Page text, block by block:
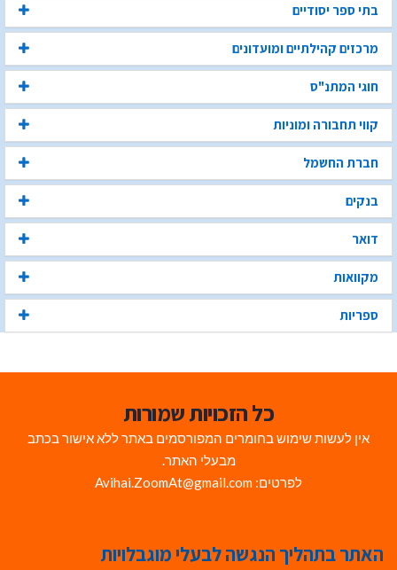
בתי ספר יסודיים
מרכזים קהילתיים ומועדונים
חוגי המתנ"ס
קווי תחבורה ומוניות
חברת החשמל
בנקים
דואר
מקוואות
ספריות
כל הזכויות שמורות
אין לעשות שימוש בחומרים המפורסמים באתר ללא אישור בכתב
מבעלי האתר.
לפרטים: Avihai.ZoomAt@gmail.com
האתר בתהליך הנגשה לבעלי מוגבלויות